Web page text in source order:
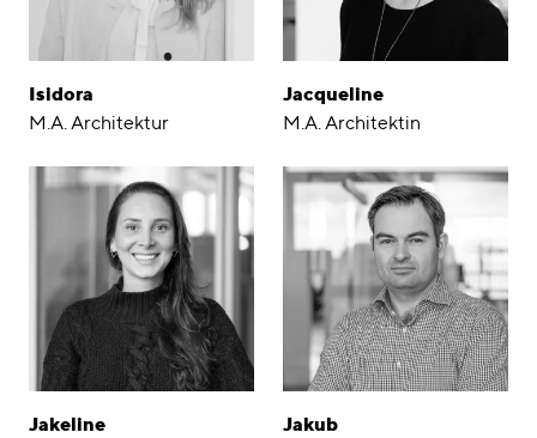
Isidora
M.A. Architektur
Jacqueline
M.A. Architektin
Jakeline
Jakub